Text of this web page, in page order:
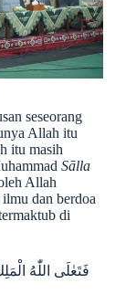
seseorang
Allah itu
itu masih
Sālla
Allah
dan berdoa
di
فَتَعٰلَى اللّٰهُ